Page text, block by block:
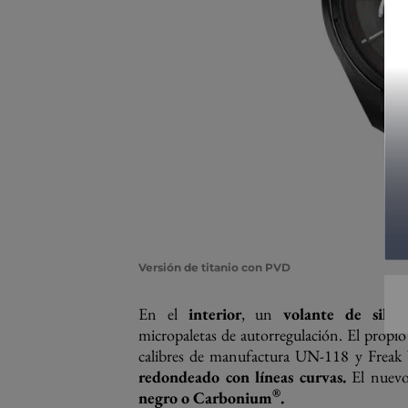
Versión de titanio con PVD
En el interior, unvolante de
micropaletas de autorregulación. El propio
calibres de manufactura UN-118 y
redondeado con líneas curvas.El
negro o Carbonium®.